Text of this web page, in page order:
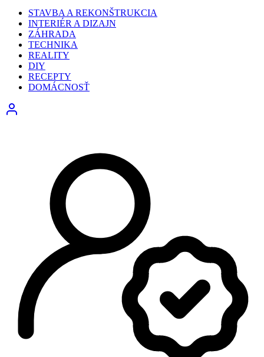
STAVBA A REKONŠTRUKCIA
INTERIÉR A DIZAJN
ZÁHRADA
TECHNIKA
REALITY
DIY
RECEPTY
DOMÁCNOSŤ